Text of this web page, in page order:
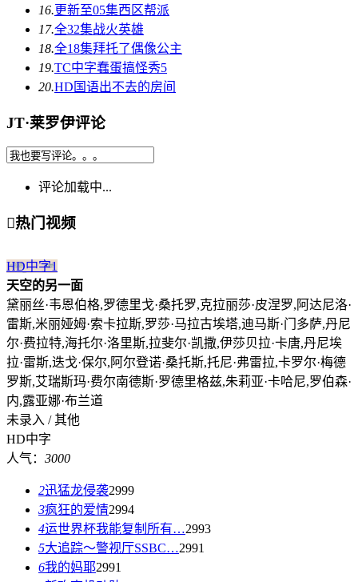
16.更新至05集西区帮派
17.全32集战火英雄
18.全18集拜托了偶像公主
19.TC中字蠢蛋搞怪秀5
20.HD国语出不去的房间
JT·莱罗伊评论
评论加载中...
热门视频
HD中字1
天空的另一面
黛丽丝·韦恩伯格,罗德里戈·桑托罗,克拉丽莎·皮涅罗,阿达尼洛·
雷斯,米丽娅姆·索卡拉斯,罗莎·马拉古埃塔,迪马斯·门多萨,丹尼
尔·费拉特,海托尔·洛里斯,拉斐尔·凯撒,伊莎贝拉·卡唐,丹尼埃
拉·雷斯,迭戈·保尔,阿尔登诺·桑托斯,托尼·弗雷拉,卡罗尔·梅德
罗斯,艾瑞斯玛·费尔南德斯·罗德里格兹,朱莉亚·卡哈尼,罗伯森·
内,露亚娜·布兰道
未录入 / 其他
HD中字
人气： 3000
2迅猛龙侵袭2999
3疯狂的爱情2994
4运世界杯我能复制所有…2993
5大追踪〜警视厅SSBC…2991
6我的妈耶2991